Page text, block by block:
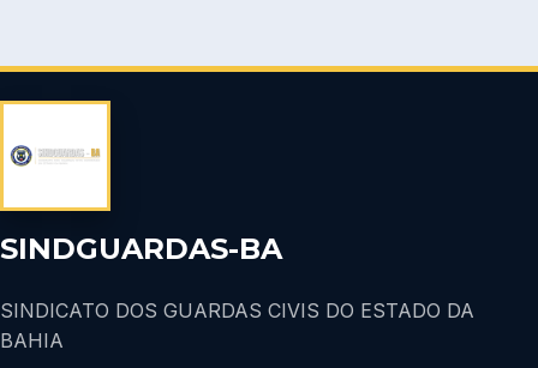
SINDGUARDAS-BA
SINDICATO DOS GUARDAS CIVIS DO ESTADO DA
BAHIA